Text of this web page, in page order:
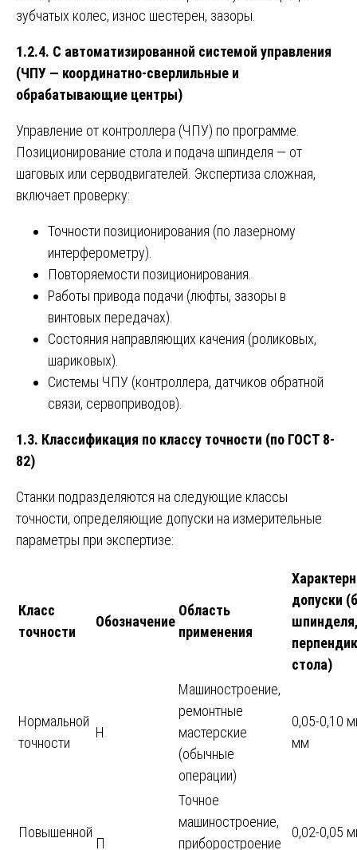
зубчатых колес, износ шестерен, зазоры.
1.2.4. С автоматизированной системой управления
(ЧПУ — координатно-сверлильные и
обрабатывающие центры)
Управление от контроллера (ЧПУ) по программе.
Позиционирование стола и подача шпинделя — от
шаговых или серводвигателей. Экспертиза сложная,
включает проверку:
Точности позиционирования (по лазерному
интерферометру).
Повторяемости позиционирования.
Работы привода подачи (люфты, зазоры в
винтовых передачах).
Состояния направляющих качения (роликовых,
шариковых).
Системы ЧПУ (контроллера, датчиков обратной
связи, сервоприводов).
1.3. Классификация по классу точности (по ГОСТ 8-
82)
Станки подразделяются на следующие классы
точности, определяющие допуски на измерительные
параметры при экспертизе:
Класс
точности
Обозначение
Область
применения
допуски
стола)
Нормальной
точности
Н
Машиностроение,
ремонтные
мастерские
(обычные
операции)
0,05-0,10
мм
Повышенной
П
Точное
машиностроение,
приборостроение
0,02-0,05